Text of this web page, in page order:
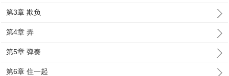
第3章 欺负
第4章 弄
第5章 弹奏
第6章 住一起